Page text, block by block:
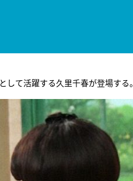
て活躍する久里千春が登場する。
『ア
E齋
ビュ